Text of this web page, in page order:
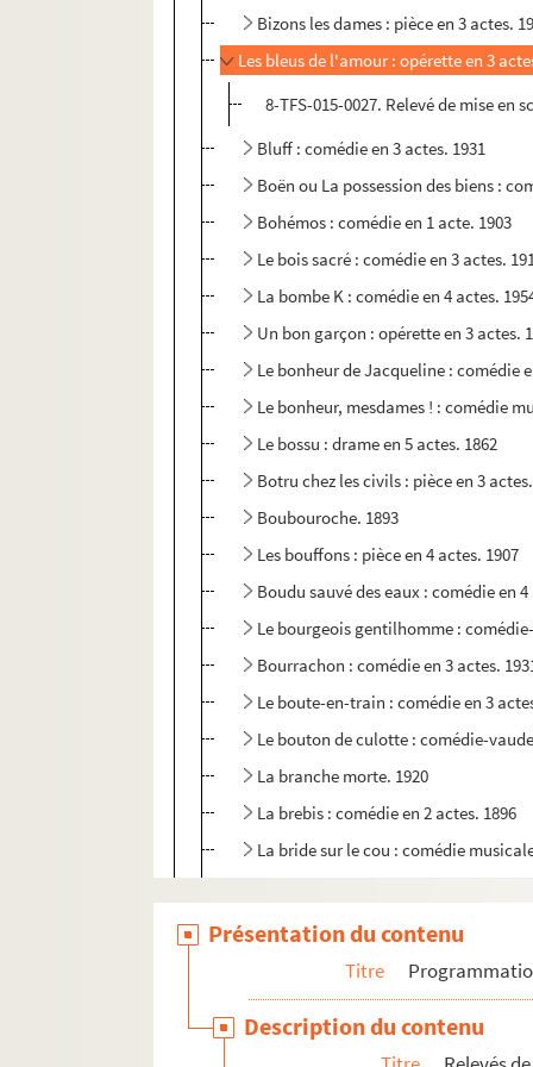
Bizons les dames : pièce en 3 actes.
Les bleus de l'amour : opérette en 3
8-TFS-015-0027. Relevé de mise en
Bluff : comédie en 3 actes. 1931
Boën ou La possession des biens :
Bohémos : comédie en 1 acte. 1903
Le bois sacré : comédie en 3 actes.
La bombe K : comédie en 4 actes.
Un bon garçon : opérette en 3 actes.
Le bonheur de Jacqueline : comédie
Le bonheur, mesdames ! : comédie
Le bossu : drame en 5 actes. 1862
Botru chez les civils : pièce en 3
Boubouroche. 1893
Les bouffons : pièce en 4 actes. 1907
Boudu sauvé des eaux : comédie en 4
Le bourgeois gentilhomme :
Bourrachon : comédie en 3 actes.
Le boute-en-train : comédie en 3
Le bouton de culotte : comédie-
La branche morte. 1920
La brebis : comédie en 2 actes. 1896
La bride sur le cou : comédie
Brouillés depuis Wagram : comédie-
Ça... ! : comédie en 3 actes. 1924
Cabotins : comédie en 4 actes. 1894
Cabrioles : pièce en 4 actes. 1932
Présentation du contenu
Titre
Description du contenu